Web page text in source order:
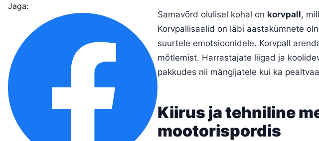
Jaga:
Samavõrd olulisel kohal on korvpall,
Korvpallisaalid on läbi aastakümnete
suurtele emotsioonidele. Korvpall
mõtlemist. Harrastajate liigad ja
pakkudes nii mängijatele kui ka
Kiirus ja tehniline
mootorispordis